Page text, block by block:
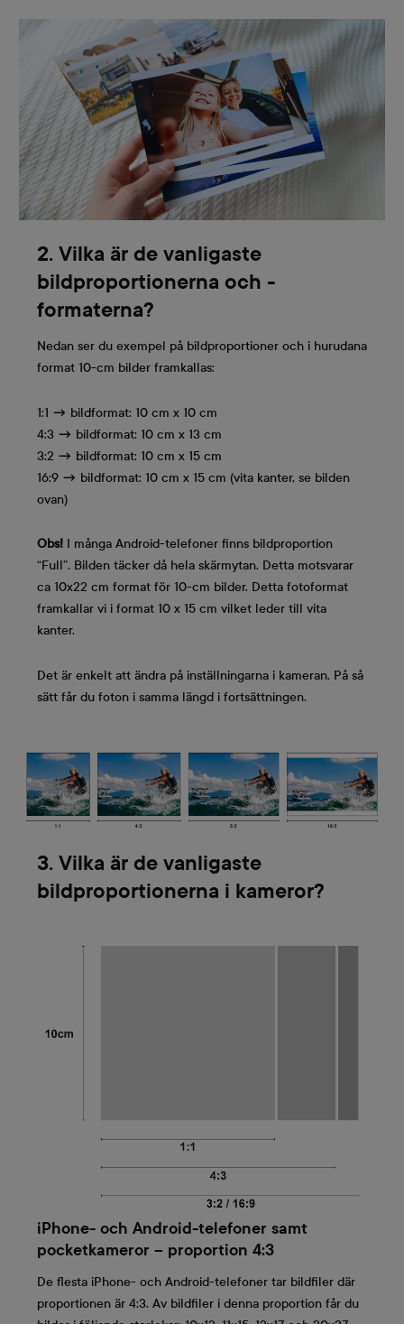
2. Vilka är de vanligaste
bildproportionerna och -
formaterna?
Nedan ser du exempel på bildproportioner och i hurudana
format 10-cm bilder framkallas:
1:1 → bildformat: 10 cm x 10 cm
4:3 → bildformat: 10 cm x 13 cm
3:2 → bildformat: 10 cm x 15 cm
16:9 → bildformat: 10 cm x 15 cm (vita kanter, se bilden
ovan)
Obs! I många Android-telefoner finns bildproportion
“Full”. Bilden täcker då hela skärmytan. Detta motsvarar
ca 10x22 cm format för 10-cm bilder. Detta fotoformat
framkallar vi i format 10 x 15 cm vilket leder till vita
kanter.
Det är enkelt att ändra på inställningarna i kameran. På så
sätt får du foton i samma längd i fortsättningen.
3. Vilka är de vanligaste
bildproportionerna i kameror?
iPhone- och Android-telefoner samt
pocketkameror – proportion 4:3
De flesta iPhone- och Android-telefoner tar bildfiler där
proportionen är 4:3. Av bildfiler i denna proportion får du